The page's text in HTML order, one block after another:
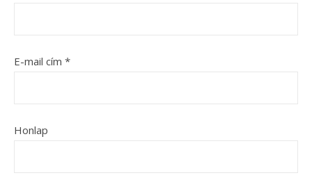
E-mail cím *
Honlap